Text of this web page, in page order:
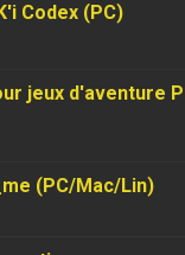
Codex (PC)
jeux d'aventure
(PC/Mac/Lin)